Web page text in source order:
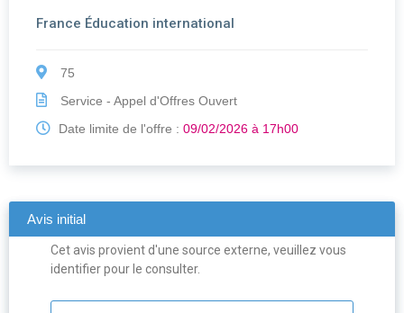
France Éducation international
75
Service - Appel d'Offres Ouvert
Date limite de l'offre : 09/02/2026 à 17h00
Avis initial
Cet avis provient d'une source externe, veuillez vous
identifier pour le consulter.